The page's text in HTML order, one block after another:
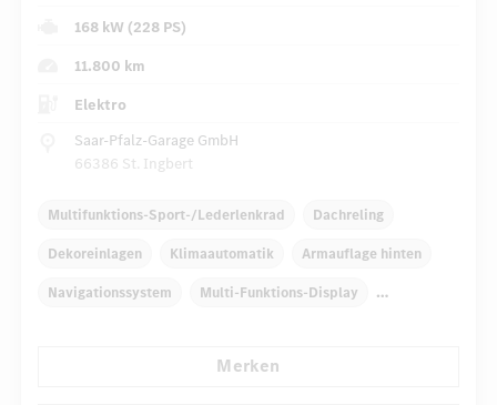
168 kW (228 PS)
11.800 km
Elektro
Saar-Pfalz-Garage GmbH
66386 St. Ingbert
Multifunktions-Sport-/Lederlenkrad Dachreling
Dekoreinlagen Klimaautomatik Armauflage hinten
Navigationssystem Multi-Funktions-Display
Fahrer-/Beifahrersitz elektrisch ...
Merken